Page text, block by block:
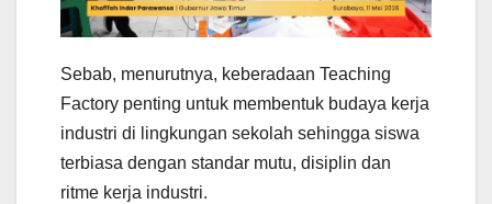
Sebab, menurutnya, keberadaan Teaching
Factory penting untuk membentuk budaya kerja
industri di lingkungan sekolah sehingga siswa
terbiasa dengan standar mutu, disiplin dan
ritme kerja industri.